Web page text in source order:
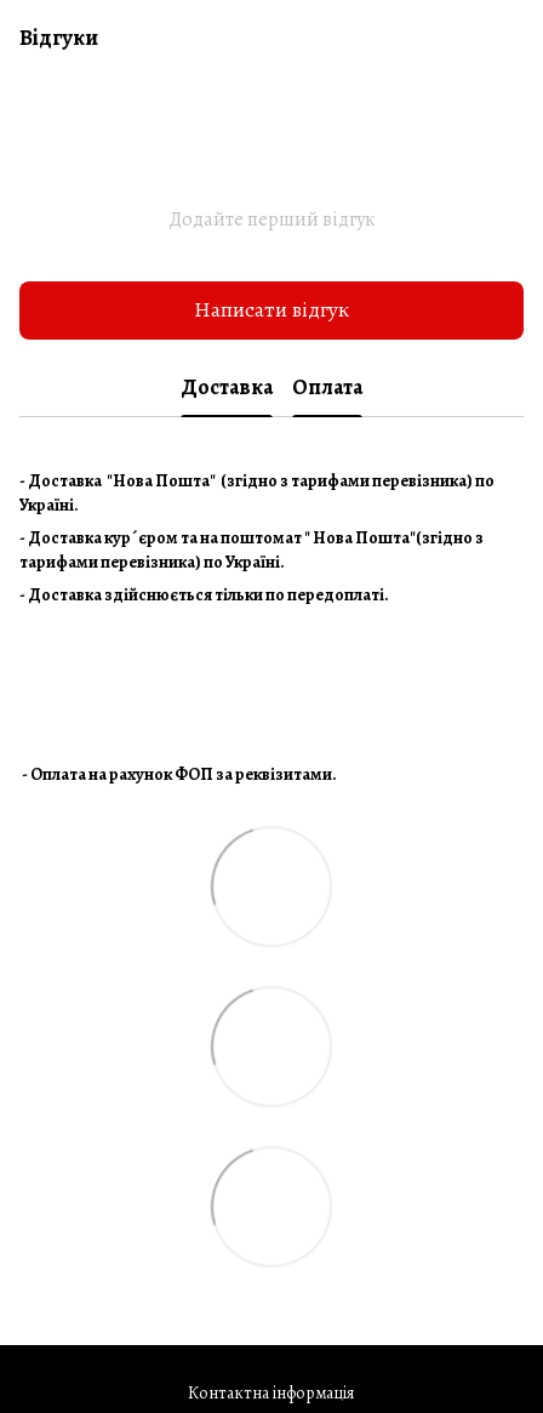
Відгуки
Додайте перший відгук
Написати відгук
Доставка Оплата
- Доставка "Нова Пошта" (згідно з тарифами перевізника) по
Україні.
- Доставка кур´єром та на поштомат " Нова Пошта"(згідно з
тарифами перевізника) по Україні.
- Доставка здійснюється тільки по передоплаті.
- Оплата на рахунок ФОП за реквізитами.
Контактна інформація